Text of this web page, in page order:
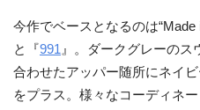
今作でベースとなるのは“Made
と『991 』。ダークグレーのス
合わせたアッパー随所にネイ
をプラス。様々なコーディネ